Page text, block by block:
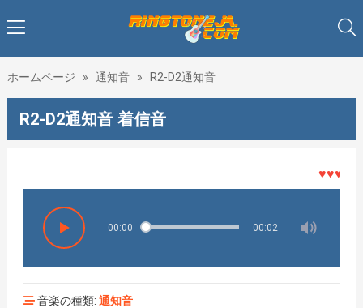
ホームページ » 通知音 » R2-D2通知音
R2-D2通知音 着信音
♥♥♥着メ
00:00 00:02
音楽の種類: 通知音